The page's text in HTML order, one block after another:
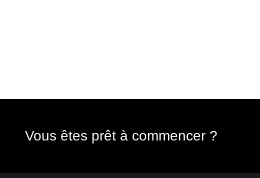
Vous êtes prêt à commencer ?